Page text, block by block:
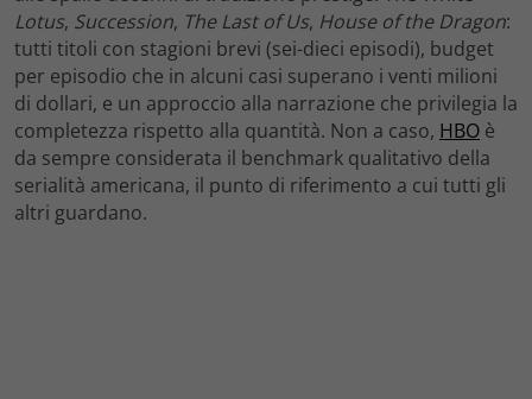
Lotus, Succession, The Last of Us, House of the Dragon:
tutti titoli con stagioni brevi (sei-dieci episodi), budget
per episodio che in alcuni casi superano i venti milioni
di dollari, e un approccio alla narrazione che privilegia la
completezza rispetto alla quantità. Non a caso, HBO è
da sempre considerata il benchmark qualitativo della
serialità americana, il punto di riferimento a cui tutti gli
altri guardano.